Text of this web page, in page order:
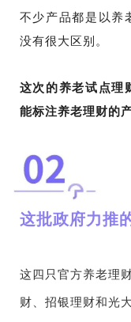
不少产品都是以养
没有很大区别。
这次的养老试点理
能标注养老理财的
这批政府力推
这四只官方养老理
财、招银理财和光